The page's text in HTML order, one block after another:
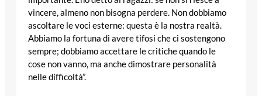
vincere, almeno non bisogna perdere. Non dobbiamo
ascoltare le voci esterne: questa è la nostra realtà.
Abbiamo la fortuna di avere tifosi che ci sostengono
sempre; dobbiamo accettare le critiche quando le
cose non vanno, ma anche dimostrare personalità
nelle difficoltà”.